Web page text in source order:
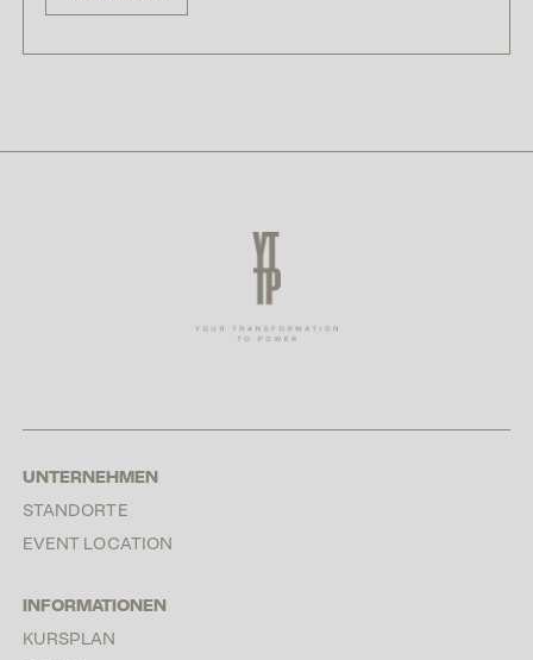
UNTERNEHMEN
STANDORTE
EVENT LOCATION
INFORMATIONEN
KURSPLAN